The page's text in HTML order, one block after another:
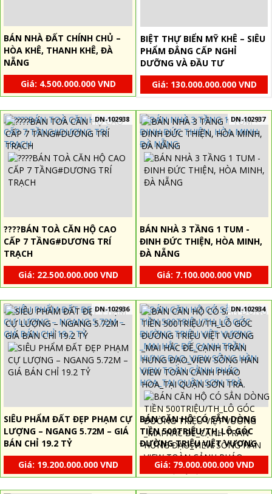
BÁN NHÀ ĐẤT CHÍNH CHỦ –
HÒA KHÊ, THANH KHÊ, ĐÀ
NẴNG
Giá: 4.500.000.000 VND
BIỆT THỰ BIỂN MỸ KHÊ – SIÊU
PHẨM ĐẲNG CẤP NGHỈ
DƯỠNG VÀ ĐẦU TƯ
Giá: 130.000.000.000 VND
DN-102938
????BÁN TOÀ CĂN HỘ CAO
CẤP 7 TẦNG#DƯƠNG TRÍ
TRẠCH
Giá: 22.500.000.000 VND
DN-102937
BÁN NHÀ 3 TẦNG 1 TUM -
ĐINH ĐỨC THIỆN, HÒA MINH,
ĐÀ NẴNG
Giá: 7.100.000.000 VND
DN-102936
SIÊU PHẨM ĐẤT ĐẸP PHẠM CỰ
LƯỢNG – NGANG 5.72M – GIÁ
BÁN CHỈ 19.2 TỶ
Giá: 19.200.000.000 VND
DN-102934
BÁN CĂN HỘ CÓ SẲN DÒNG
TIỀN 500TRIỆU/TH_LÔ GÓC
ĐƯỜNG TRIỆU VIỆT VƯƠNG
_MAI HẮC ĐẾ_CẠNH TRẦN
HƯNG ĐẠO_VIEW SÔNG HÀN
VIEW TOÀN CẢNH PHÁO
Giá: 79.000.000.000 VND